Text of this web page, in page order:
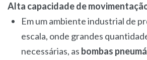
Alta capacidade de
Em um ambiente industrial de
escala, onde grandes
necessárias, as bombas